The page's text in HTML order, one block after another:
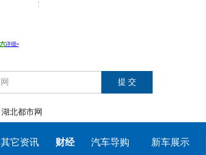
湖北都市网
其它资讯 财经 汽车导购 新车展示